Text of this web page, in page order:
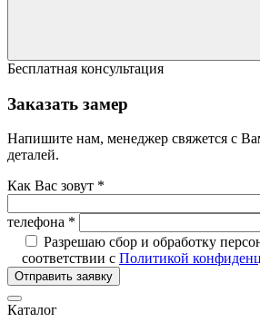
Бесплатная консультация
Заказать замер
Напишите нам, менеджер свяжется с
деталей.
Как Вас зовут *
телефона *
Разрешаю сбор и обработку
соответствии с Политикой
Отправить заявку
Каталог